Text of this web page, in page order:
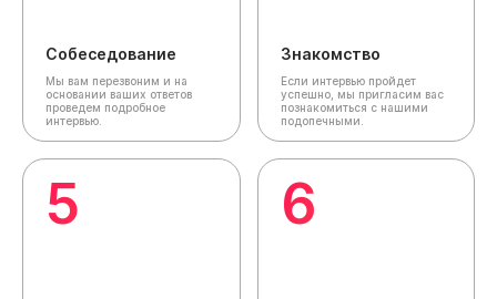
Собеседование
Мы вам перезвоним и на
основании ваших ответов
проведем подробное
интервью.
Знакомство
Если интервью пройдет
успешно, мы пригласим вас
познакомиться с нашими
подопечными.
5 6